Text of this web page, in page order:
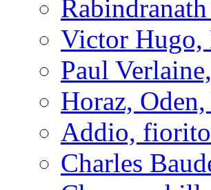
Victor Hugo,
Paul
Horaz,
Addio,
Charles